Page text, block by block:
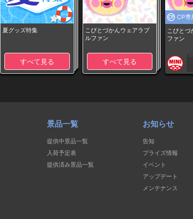
夏グッズ特集
すべて見る
こびとづかんウェアラブ
ルファン
すべて見る
CP専
こびとづ
ファン
景品一覧
提供中景品一覧
入荷予定表
提供済み景品一覧
お知らせ
告知
プライズ情報
イベント
アップデート
メンテナンス